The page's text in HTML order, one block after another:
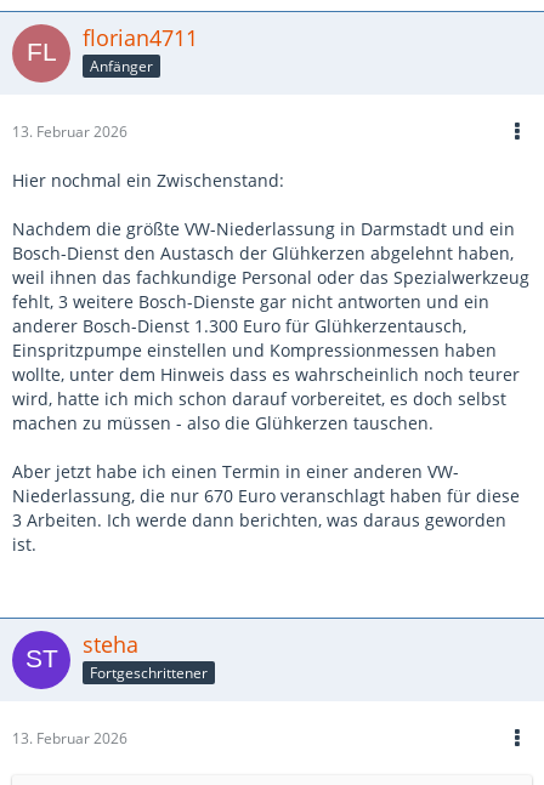
florian4711
Anfänger
13. Februar 2026
Hier nochmal ein Zwischenstand:
Nachdem die größte VW-Niederlassung in Darmstadt und ein
Bosch-Dienst den Austasch der Glühkerzen abgelehnt haben,
weil ihnen das fachkundige Personal oder das Spezialwerkzeug
fehlt, 3 weitere Bosch-Dienste gar nicht antworten und ein
anderer Bosch-Dienst 1.300 Euro für Glühkerzentausch,
Einspritzpumpe einstellen und Kompressionmessen haben
wollte, unter dem Hinweis dass es wahrscheinlich noch teurer
wird, hatte ich mich schon darauf vorbereitet, es doch selbst
machen zu müssen - also die Glühkerzen tauschen.
Aber jetzt habe ich einen Termin in einer anderen VW-
Niederlassung, die nur 670 Euro veranschlagt haben für diese
3 Arbeiten. Ich werde dann berichten, was daraus geworden
ist.
steha
Fortgeschrittener
13. Februar 2026